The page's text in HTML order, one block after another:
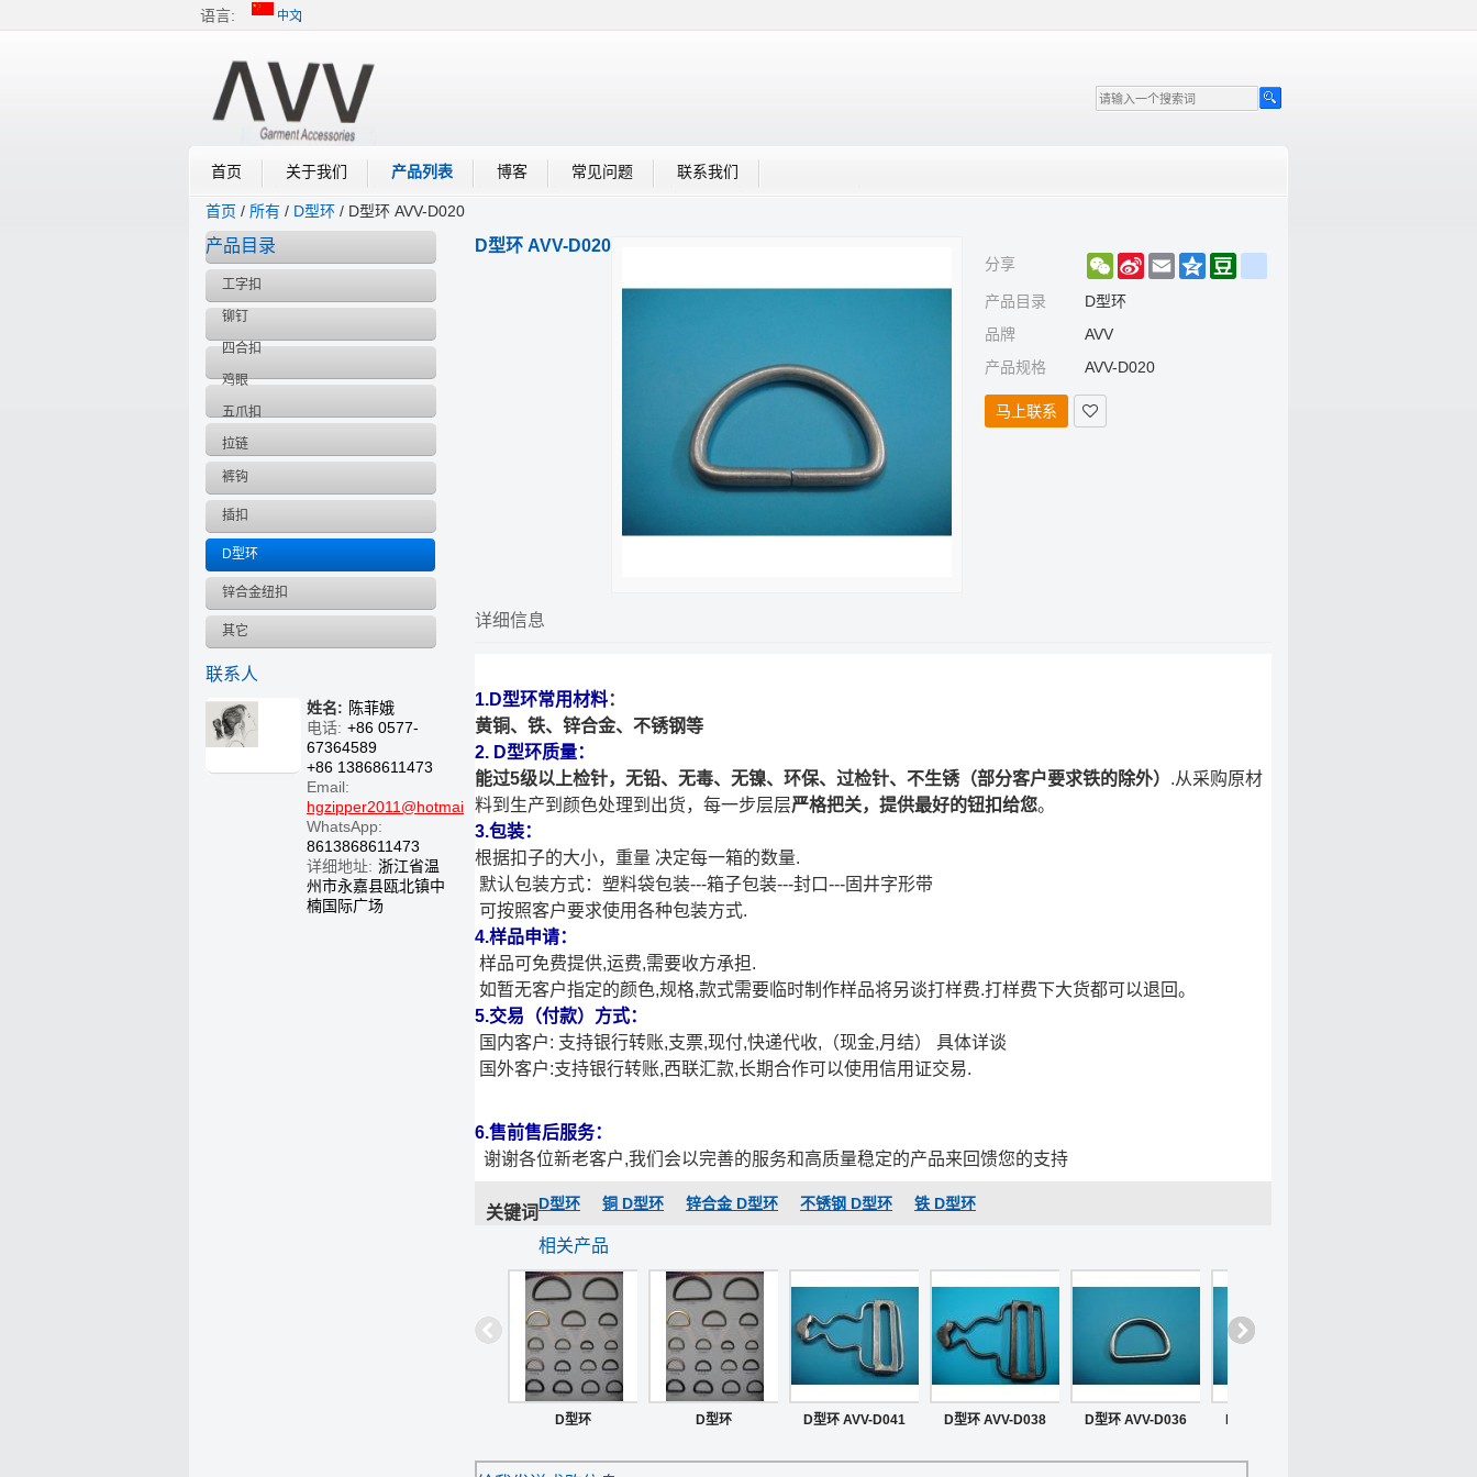
语言: 中文
首页 关于我们 产品列表 博客 常见问题 联系我们
首页 / 所有 / D型环 / D型环 AVV-D020
产品目录
工字扣
铆钉
四合扣
鸡眼
五爪扣
拉链
裤钩
插扣
D型环
锌合金纽扣
其它
联系人
姓名: 陈菲娥
电话: +86 0577-
67364589
+86 13868611473
Email:
hgzipper2011@hotmail.com
WhatsApp:
8613868611473
详细地址: 浙江省温
州市永嘉县瓯北镇中
楠国际广场
D型环 AVV-D020
分享 WeChat
Sina
Weibo
Email Qzone
产品目录
D型环
品牌
AVV
产品规格
AVV-D020
马上联系
详细信息
1.D型环常用材料：
黄铜、铁、锌合金、不锈钢等
2. D型环质量：
能过5级以上检针，无铅、无毒、无镍、环保、过检针、不生锈（部分客户要求铁的除外） .从采购原材
料到生产到颜色处理到出货，每一步层层严格把关，提供最好的钮扣给您。
3.包装：
根据扣子的大小，重量 决定每一箱的数量.
默认包装方式：塑料袋包装---箱子包装---封口---固井字形带
可按照客户要求使用各种包装方式.
4.样品申请：
样品可免费提供,运费,需要收方承担.
如暂无客户指定的颜色,规格,款式需要临时制作样品将另谈打样费.打样费下大货都可以退回。
5.交易（付款）方式：
国内客户: 支持银行转账,支票,现付,快递代收,（现金,月结） 具体详谈
国外客户:支持银行转账,西联汇款,长期合作可以使用信用证交易.
6.售前售后服务：
谢谢各位新老客户,我们会以完善的服务和高质量稳定的产品来回馈您的支持
关键词 D型环 铜 D型环 锌合金 D型环 不锈钢 D型环 铁 D型环
相关产品
D型环 D型环 D型环 AVV-D041 D型环 AVV-D038 D型环 AVV-D036